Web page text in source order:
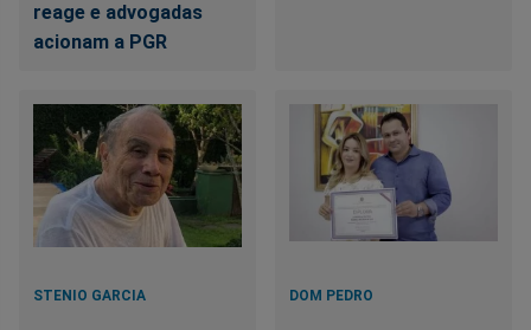
reage e advogadas
acionam a PGR
STENIO GARCIA DOM PEDRO